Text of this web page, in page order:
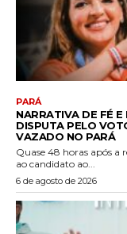
PARÁ
NARRATIVA DE FÉ
DISPUTA PELO
VAZADO NO PARÁ
Quase 48 horas após a
ao candidato ao...
6 de agosto de 2026